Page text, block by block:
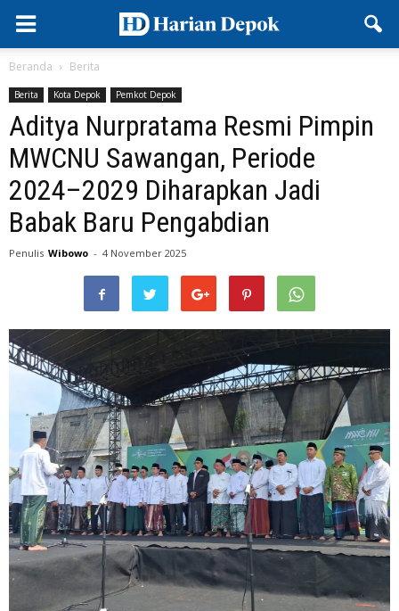
Beranda Berita
Berita Kota Depok Pemkot Depok
Aditya Nurpratama Resmi Pimpin
MWCNU Sawangan, Periode
2024–2029 Diharapkan Jadi
Babak Baru Pengabdian
Penulis Wibowo - 4 November 2025